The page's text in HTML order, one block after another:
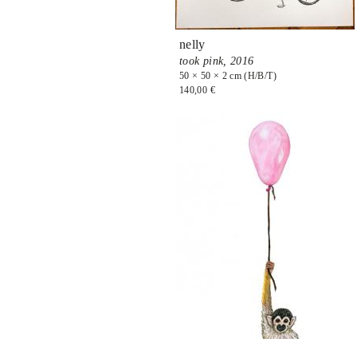
nelly
took pink, 2016
50 × 50 × 2 cm (H/B/T)
140,00 €